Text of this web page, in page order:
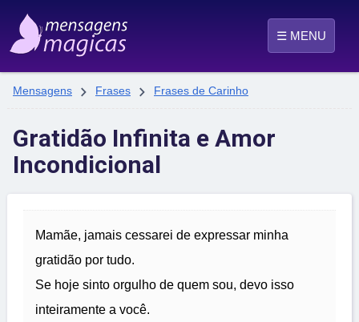
☰ MENU
Mensagens  Frases  Frases de Carinho
Gratidão Infinita e Amor
Incondicional
Mamãe, jamais cessarei de expressar minha
gratidão por tudo.
Se hoje sinto orgulho de quem sou, devo isso
inteiramente a você.